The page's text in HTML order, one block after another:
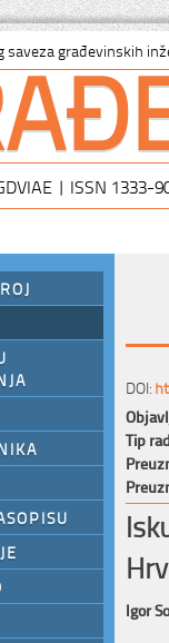
saveza građevinskih
| ISSN 1333-
DOI:
Tip
Igor